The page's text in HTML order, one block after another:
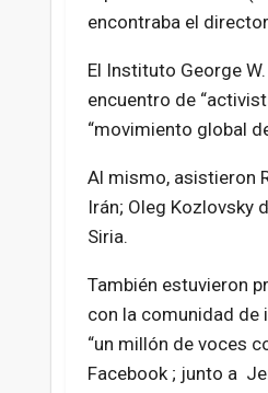
encontraba el
El Instituto George
encuentro de
“movimiento global
Al mismo, asistieron
Irán; Oleg Kozlovsky
Siria.
También estuvieron
con la comunidad de
“un millón de voces
Facebook ; junto a